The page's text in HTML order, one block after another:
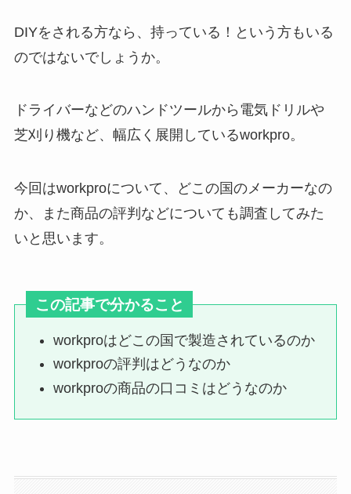
DIYをされる方なら、持っている！という方もいる
のではないでしょうか。
ドライバーなどのハンドツールから電気ドリルや
芝刈り機など、幅広く展開しているworkpro。
今回はworkproについて、どこの国のメーカーなの
か、また商品の評判などについても調査してみた
いと思います。
この記事で分かること
workproはどこの国で製造されているのか
workproの評判はどうなのか
workproの商品の口コミはどうなのか